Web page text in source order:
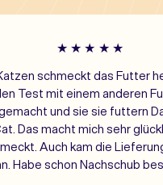
★★★★★
schmeckt das Futter
Test mit einem anderen
und sie sie futtern
Das macht mich sehr
Auch kam die
Habe schon Nachschub